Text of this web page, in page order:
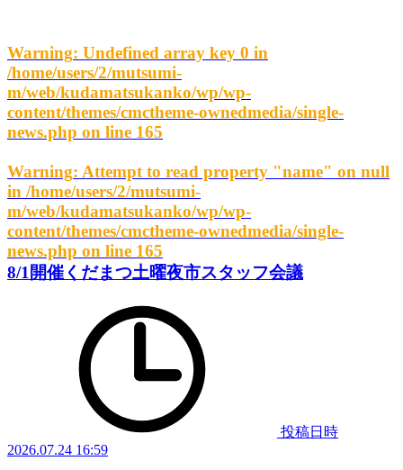
Warning: Undefined array key 0 in
/home/users/2/mutsumi-
m/web/kudamatsukanko/wp/wp-
content/themes/cmctheme-ownedmedia/single-
news.php on line 165
Warning: Attempt to read property "name" on null
in /home/users/2/mutsumi-
m/web/kudamatsukanko/wp/wp-
content/themes/cmctheme-ownedmedia/single-
news.php on line 165
8/1開催くだまつ土曜夜市スタッフ会議
投稿日時
2026.07.24 16:59